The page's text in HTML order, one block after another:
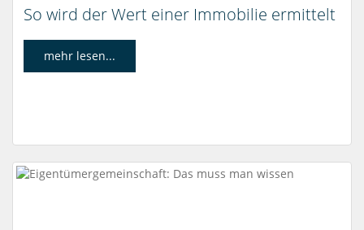
So wird der Wert einer Immobilie ermittelt
mehr lesen...